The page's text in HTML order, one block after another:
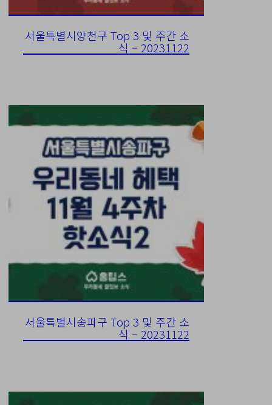
서울특별시양천구 Top 3 및 주간 소
식 – 20231122
서울특별시송파구 Top 3 및 주간 소
식 – 20231122